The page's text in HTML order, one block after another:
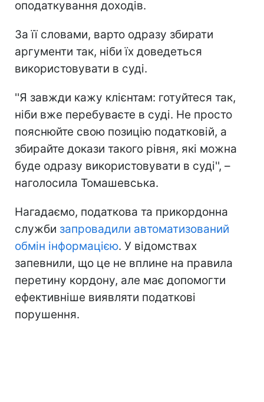
оподаткування доходів.
За її словами, варто одразу збирати
аргументи так, ніби їх доведеться
використовувати в суді.
''Я завжди кажу клієнтам: готуйтеся так,
ніби вже перебуваєте в суді. Не просто
пояснюйте свою позицію податковій, а
збирайте докази такого рівня, які можна
буде одразу використовувати в суді'', –
наголосила Томашевська.
Нагадаємо, податкова та прикордонна
служби запровадили автоматизований
обмін інформацією. У відомствах
запевнили, що це не вплине на правила
перетину кордону, але має допомогти
ефективніше виявляти податкові
порушення.